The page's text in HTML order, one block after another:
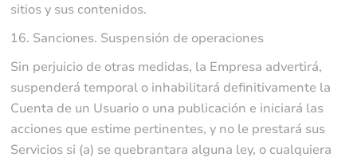
sitios y sus contenidos.
16. Sanciones. Suspensión de operaciones
Sin perjuicio de otras medidas, la Empresa advertirá,
suspenderá temporal o inhabilitará definitivamente la
Cuenta de un Usuario o una publicación e iniciará las
acciones que estime pertinentes, y no le prestará sus
Servicios si (a) se quebrantara alguna ley, o cualquiera